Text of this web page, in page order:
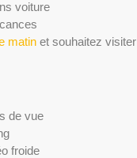
voiture
matin et souhaitez
de vue
froide